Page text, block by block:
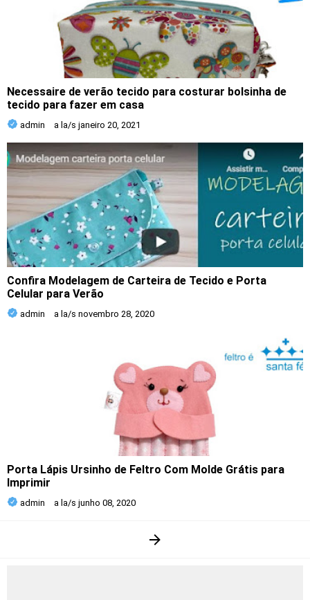
Necessaire de verão tecido para costurar bolsinha de
tecido para fazer em casa
admin a la/s janeiro 20, 2021
Confira Modelagem de Carteira de Tecido e Porta
Celular para Verão
admin a la/s novembro 28, 2020
Porta Lápis Ursinho de Feltro Com Molde Grátis para
Imprimir
admin a la/s junho 08, 2020